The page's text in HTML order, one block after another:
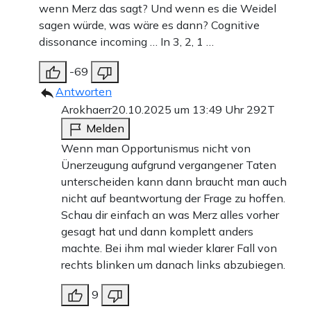
wenn Merz das sagt? Und wenn es die Weidel
sagen würde, was wäre es dann? Cognitive
dissonance incoming … In 3, 2, 1 …
-69
Antworten
Arokhaerr20.10.2025 um 13:49 Uhr 292T
Melden
Wenn man Opportunismus nicht von
Ünerzeugung aufgrund vergangener Taten
unterscheiden kann dann braucht man auch
nicht auf beantwortung der Frage zu hoffen.
Schau dir einfach an was Merz alles vorher
gesagt hat und dann komplett anders
machte. Bei ihm mal wieder klarer Fall von
rechts blinken um danach links abzubiegen.
9